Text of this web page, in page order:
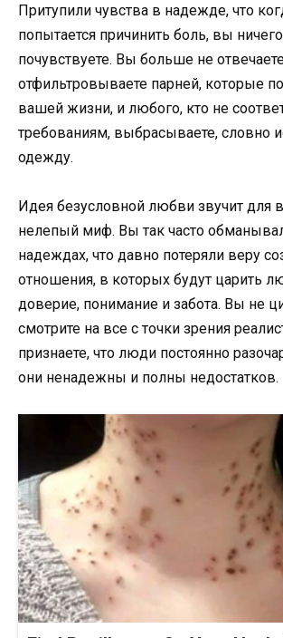
Притупили чувства в надежде, что
попытается причинить боль, вы
почувствуете. Вы больше не
отфильтровываете парней, которые
вашей жизни, и любого, кто не
требованиям, выбрасываете, словно
одежду.
Идея безусловной любви звучит для
нелепый миф. Вы так часто
надеждах, что давно потеряли веру
отношения, в которых будут царить
доверие, понимание и забота. Вы не
смотрите на все с точки зрения
признаете, что люди постоянно
они ненадежны и полны недостатков.